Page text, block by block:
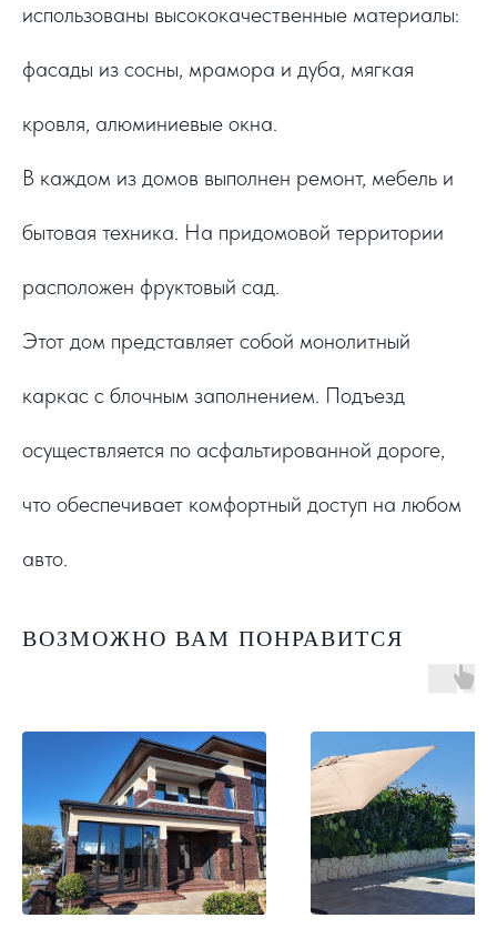
использованы высококачественные материалы:
фасады из сосны, мрамора и дуба, мягкая
кровля, алюминиевые окна.
В каждом из домов выполнен ремонт, мебель и
бытовая техника. На придомовой территории
расположен фруктовый сад.
Этот дом представляет собой монолитный
каркас с блочным заполнением. Подъезд
осуществляется по асфальтированной дороге,
что обеспечивает комфортный доступ на любом
авто.
ВОЗМОЖНО ВАМ ПОНРАВИТСЯ